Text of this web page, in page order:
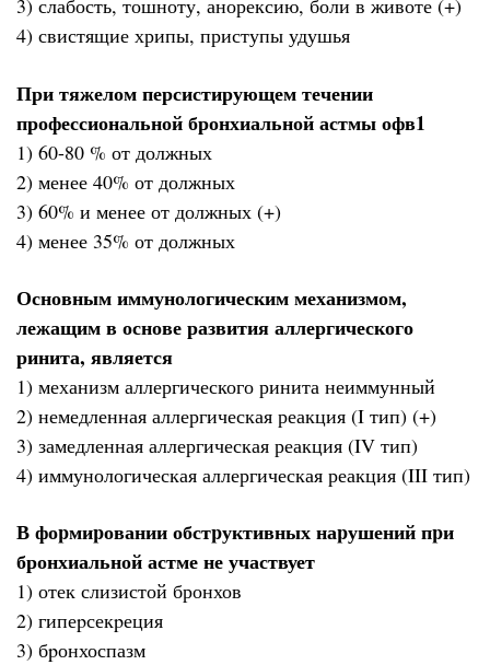
3) слабость, тошноту, анорексию, боли в животе (+)
4) свистящие хрипы, приступы удушья
При тяжелом персистирующем течении
профессиональной бронхиальной астмы офв1
1) 60-80 % от должных
2) менее 40% от должных
3) 60% и менее от должных (+)
4) менее 35% от должных
Основным иммунологическим механизмом,
лежащим в основе развития аллергического
ринита, является
1) механизм аллергического ринита неиммунный
2) немедленная аллергическая реакция (I тип) (+)
3) замедленная аллергическая реакция (IV тип)
4) иммунологическая аллергическая реакция (III тип)
В фоpмиpовании обстpуктивных наpушений пpи
бронхиальной астме не участвует
1) отек слизистой бронхов
2) гипеpсекpеция
3) бpонхоспазм